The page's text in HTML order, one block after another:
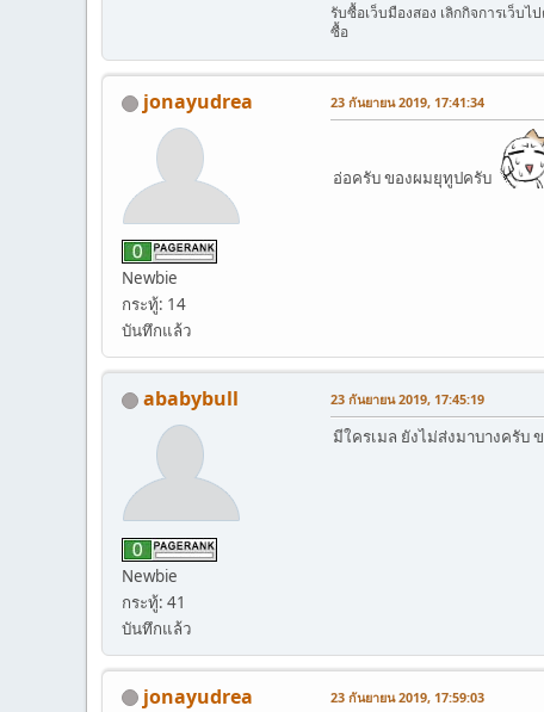
รับซื้อเว็บมืองสอง เลิกกิจการเว็บ
ซื้อ
jonayudrea
Newbie
กระทู้: 14
บันทึกแล้ว
23 กันยายน 2019, 17:41:34
อ่อครับ ของผมยุทูปครับ
ababybull
Newbie
กระทู้: 41
บันทึกแล้ว
23 กันยายน 2019, 17:45:19
มีใครเมล ยังไม่ส่งมาบางครับ
jonayudrea 23 กันยายน 2019, 17:59:03